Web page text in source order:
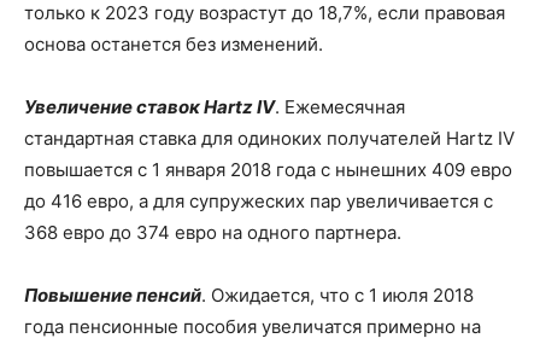
только к 2023 году возрастут до 18,7%, если правовая
основа останется без изменений.
Увеличение ставок Hartz IV. Ежемесячная
стандартная ставка для одиноких получателей Hartz IV
повышается с 1 января 2018 года с нынешних 409 евро
до 416 евро, а для супружеских пар увеличивается с
368 евро до 374 евро на одного партнера.
Повышение пенсий. Ожидается, что с 1 июля 2018
года пенсионные пособия увеличатся примерно на